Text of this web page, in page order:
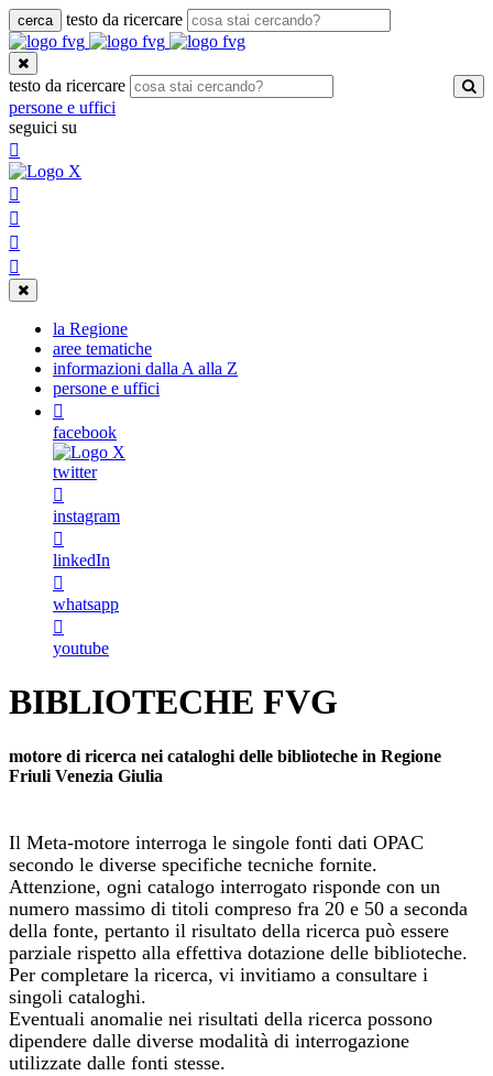
cerca testo da ricercare
Toggle
navigation
testo da ricercare
persone e uffici
seguici su
Toggle
navigation
la Regione
aree tematiche
informazioni dalla A alla Z
persone e uffici
facebook
twitter
instagram
linkedIn
whatsapp
youtube
BIBLIOTECHE FVG
motore di ricerca nei cataloghi delle biblioteche in Regione
Friuli Venezia Giulia
Il Meta-motore interroga le singole fonti dati OPAC
secondo le diverse specifiche tecniche fornite.
Attenzione, ogni catalogo interrogato risponde con un
numero massimo di titoli compreso fra 20 e 50 a seconda
della fonte, pertanto il risultato della ricerca può essere
parziale rispetto alla effettiva dotazione delle biblioteche.
Per completare la ricerca, vi invitiamo a consultare i
singoli cataloghi.
Eventuali anomalie nei risultati della ricerca possono
dipendere dalle diverse modalità di interrogazione
utilizzate dalle fonti stesse.